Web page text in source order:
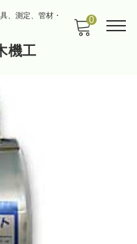
、測定、管材・
機工
0